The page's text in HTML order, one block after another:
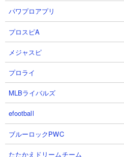
として使うのはちょっと厳しいかな
パワプロアプリ
プロスピA
メジャスピ
プロライ
MLBライバルズ
efootball
ブルーロックPWC
たたかえドリームチーム